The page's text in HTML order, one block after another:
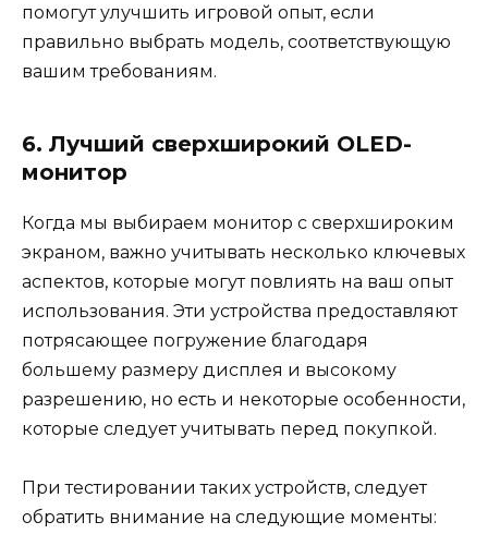
помогут улучшить игровой опыт, если
правильно выбрать модель, соответствующую
вашим требованиям.
6. Лучший сверхширокий OLED-
монитор
Когда мы выбираем монитор с сверхшироким
экраном, важно учитывать несколько ключевых
аспектов, которые могут повлиять на ваш опыт
использования. Эти устройства предоставляют
потрясающее погружение благодаря
большему размеру дисплея и высокому
разрешению, но есть и некоторые особенности,
которые следует учитывать перед покупкой.
При тестировании таких устройств, следует
обратить внимание на следующие моменты: